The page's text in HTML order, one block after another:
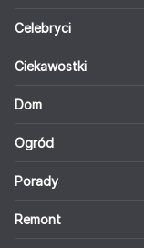
Celebryci
Ciekawostki
Dom
Ogród
Porady
Remont